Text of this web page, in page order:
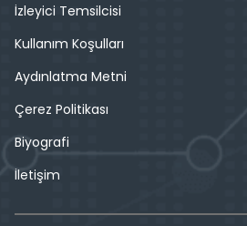
İzleyici Temsilcisi
Kullanım Koşulları
Aydınlatma Metni
Çerez Politikası
Biyografi
İletişim